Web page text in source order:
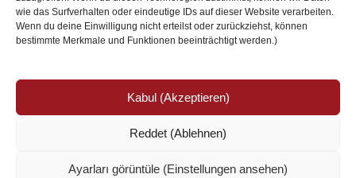
wie das Surfverhalten oder eindeutige IDs auf dieser Website verarbeiten.
Wenn du deine Einwilligung nicht erteilst oder zurückziehst, können
bestimmte Merkmale und Funktionen beeinträchtigt werden.)
Kabul (Akzeptieren)
Reddet (Ablehnen)
Ayarları görüntüle (Einstellungen ansehen)
© Copyright 2024 /Impressum/Site sahibi